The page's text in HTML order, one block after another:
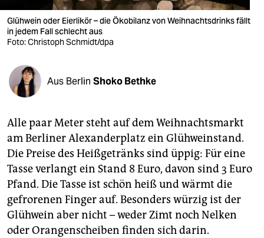
verlag
verlag
shop
fragen & hilfe
unterstützen
abo
genossenschaft
epaper login
Glühwein oder Eierlikör – die Ökobilanz von Weihnachtsdrinks fällt
in jedem Fall schlecht aus
Foto: Christoph Schmidt/dpa
Aus Berlin Shoko Bethke
Alle paar Meter steht auf dem Weihnachtsmarkt
am Berliner Alexanderplatz ein Glühweinstand.
Die Preise des Heißgetränks sind üppig: Für eine
Tasse verlangt ein Stand 8 Euro, davon sind 3 Euro
Pfand. Die Tasse ist schön heiß und wärmt die
gefrorenen Finger auf. Besonders würzig ist der
Glühwein aber nicht – weder Zimt noch Nelken
oder Orangenscheiben finden sich darin.